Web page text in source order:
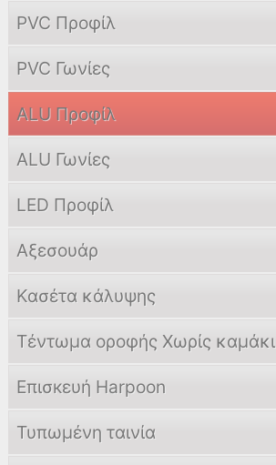
PVC Προφίλ
PVC Γωνίες
ALU Προφίλ
ALU Γωνίες
LED Προφίλ
Αξεσουάρ
Κασέτα κάλυψης
Τέντωμα оρоφής Χωρίς καμάκι
Eπισкευή Harpoon
Τυπωμένη ταινία